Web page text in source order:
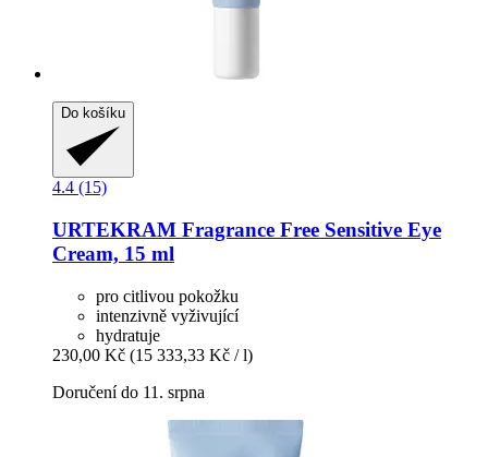
Do košíku
4.4 (15)
URTEKRAM Fragrance Free Sensitive Eye
Cream, 15 ml
pro citlivou pokožku
intenzivně vyživující
hydratuje
230,00 Kč (15 333,33 Kč / l)
Doručení do 11. srpna